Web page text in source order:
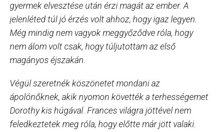
gyermek elvesztése után érzi magát az ember. A
jelenléted túl jó érzés volt ahhoz, hogy igaz legyen.
Még mindig nem vagyok meggyőződve róla, hogy
nem álom volt csak, hogy túljutottam az első
magányos éjszakán.
Végül szeretnék köszönetet mondani az
ápolónőknek, akik nyomon követték a terhességemet
Dorothy kis húgával. Frances világra jöttével nem
feledkeztetek meg róla, hogy előtte már jött valaki.